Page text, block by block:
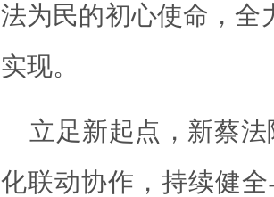
法为民的初心使命，全
实现。
立足新起点，新蔡
化联动协作，持续健